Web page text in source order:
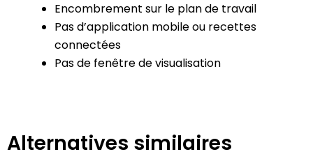
Encombrement sur le plan de travail
Pas d’application mobile ou recettes
connectées
Pas de fenêtre de visualisation
Alternatives similaires